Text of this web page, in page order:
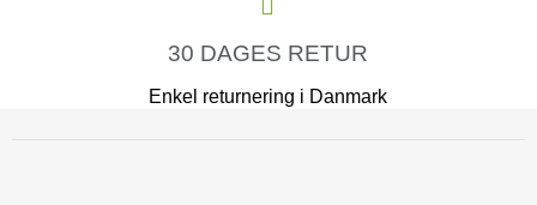
30 DAGES RETUR
Enkel returnering i Danmark